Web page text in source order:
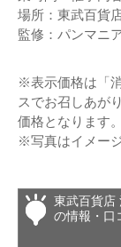
場所：東武百貨
監修：パンマニ
※表示価格は「
スでお召しあが
価格となります。
※写真はイメージ
東武百貨店
の情報・口